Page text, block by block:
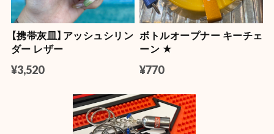
NASA LUMA ZIP【蓄光】
2026/06/08
【携帯灰皿】アッシュシリン
ダー レザー
¥3,520
ボトルオープナー キーチェ
ーン ★
¥770